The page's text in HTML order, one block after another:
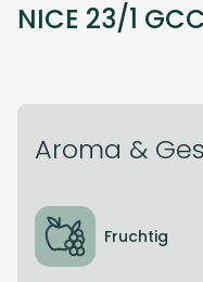
NICE 23/1
Aroma &
Fruchtig